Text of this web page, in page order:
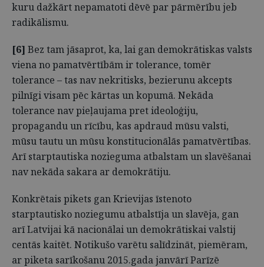
kuru dažkārt nepamatoti dēvē par pārmērību jeb
radikālismu.
[6] Bez tam jāsaprot, ka, lai gan demokrātiskas valsts
viena no pamatvērtībām ir tolerance, tomēr
tolerance – tas nav nekritisks, bezierunu akcepts
pilnīgi visam pēc kārtas un kopumā. Nekāda
tolerance nav pieļaujama pret ideoloģiju,
propagandu un rīcību, kas apdraud mūsu valsti,
mūsu tautu un mūsu konstitucionālās pamatvērtības.
Arī starptautiska nozieguma atbalstam un slavēšanai
nav nekāda sakara ar demokrātiju.
Konkrētais pikets gan Krievijas īstenoto
starptautisko noziegumu atbalstīja un slavēja, gan
arī Latvijai kā nacionālai un demokrātiskai valstij
centās kaitēt. Notikušo varētu salīdzināt, piemēram,
ar piketa sarīkošanu 2015.gada janvārī Parīzē